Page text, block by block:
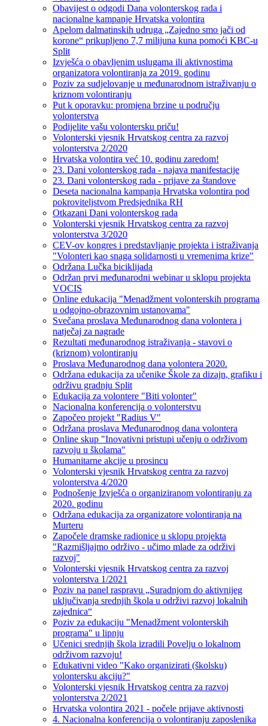
Obavijest o odgodi Dana volonterskog rada i
nacionalne kampanje Hrvatska volontira
Apelom dalmatinskih udruga „Zajedno smo jači od
korone“ prikupljeno 7,7 milijuna kuna pomoći KBC-u
Split
Izvješća o obavljenim uslugama ili aktivnostima
organizatora volontiranja za 2019. godinu
Poziv za sudjelovanje u međunarodnom istraživanju o
kriznom volontiranju
Put k oporavku: promjena brzine u području
volonterstva
Podijelite vašu volontersku priču!
Volonterski vjesnik Hrvatskog centra za razvoj
volonterstva 2/2020
Hrvatska volontira već 10. godinu zaredom!
23. Dani volonterskog rada - najava manifestacije
23. Dani volonterskog rada - prijave za štandove
Deseta nacionalna kampanja Hrvatska volontira pod
pokroviteljstvom Predsjednika RH
Otkazani Dani volonterskog rada
Volonterski vjesnik Hrvatskog centra za razvoj
volonterstva 3/2020
CEV-ov kongres i predstavljanje projekta i istraživanja
"Volonteri kao snaga solidarnosti u vremenima krize"
Održana Lučka biciklijada
Održan prvi međunarodni webinar u sklopu projekta
VOCIS
Online edukacija "Menadžment volonterskih programa
u odgojno-obrazovnim ustanovama"
Svečana proslava Međunarodnog dana volontera i
natječaj za nagrade
Rezultati međunarodnog istraživanja - stavovi o
(kriznom) volontiranju
Proslava Međunarodnog dana volontera 2020.
Održana edukacija za učenike Škole za dizajn, grafiku i
održivu gradnju Split
Edukacija za volontere "Biti volonter"
Nacionalna konferencija o volonterstvu
Započeo projekt "Radius V"
Održana proslava Međunarodnog dana volontera
Online skup "Inovativni pristupi učenju o održivom
razvoju u školama"
Humanitarne akcije u prosincu
Volonterski vjesnik Hrvatskog centra za razvoj
volonterstva 4/2020
Podnošenje Izvješća o organiziranom volontiranju za
2020. godinu
Održana edukacija za organizatore volontiranja na
Murteru
Započele dramske radionice u sklopu projekta
"Razmišljajmo održivo - učimo mlade za održivi
razvoj"
Volonterski vjesnik Hrvatskog centra za razvoj
volonterstva 1/2021
Poziv na panel raspravu „Suradnjom do aktivnijeg
uključivanja srednjih škola u održivi razvoj lokalnih
zajednica“
Poziv za edukaciju "Menadžment volonterskih
programa" u lipnju
Učenici srednjih škola izradili Povelju o lokalnom
održivom razvoju!
Edukativni video "Kako organizirati (školsku)
volontersku akciju?"
Volonterski vjesnik Hrvatskog centra za razvoj
volonterstva 2/2021
Hrvatska volontira 2021 - počele prijave aktivnosti
4. Nacionalna konferencija o volontiranju zaposlenika